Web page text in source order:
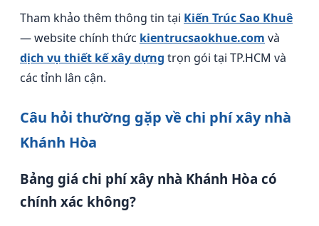
Tham khảo thêm thông tin tại Kiến Trúc Sao Khuê
— website chính thức kientrucsaokhue.com và
dịch vụ thiết kế xây dựng trọn gói tại TP.HCM và
các tỉnh lân cận.
Câu hỏi thường gặp về chi phí xây nhà
Khánh Hòa
Bảng giá chi phí xây nhà Khánh Hòa có
chính xác không?